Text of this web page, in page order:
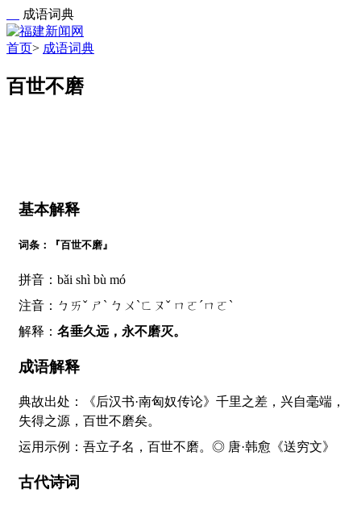
成语词典
首页> 成语词典
百世不磨
基本解释
词条：『百世不磨』
拼音：bǎi shì bù mó
注音：ㄅㄞˇ ㄕˋ ㄅㄨˋㄈㄡˇ ㄇㄛˊㄇㄛˋ
解释： 名垂久远，永不磨灭。
成语解释
典故出处：《后汉书·南匈奴传论》千里之差，兴自毫端，
失得之源，百世不磨矣。
运用示例：吾立子名，百世不磨。◎ 唐·韩愈《送穷文》
古代诗词